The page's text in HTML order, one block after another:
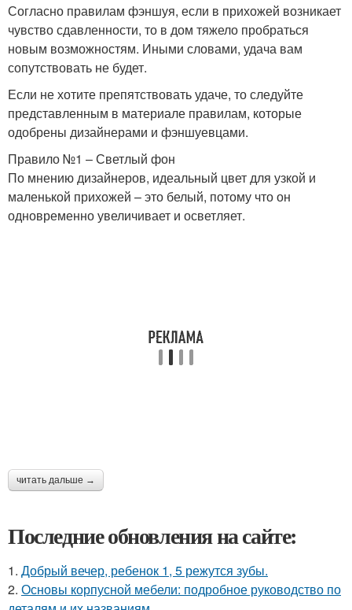
Согласно правилам фэншуя, если в прихожей возникает
чувство сдавленности, то в дом тяжело пробраться
новым возможностям. Иными словами, удача вам
сопутствовать не будет.
Если не хотите препятствовать удаче, то следуйте
представленным в материале правилам, которые
одобрены дизайнерами и фэншуевцами.
Правило №1 – Светлый фон
По мнению дизайнеров, идеальный цвет для узкой и
маленькой прихожей – это белый, потому что он
одновременно увеличивает и осветляет.
читать дальше →
Последние обновления на сайте:
1. Добрый вечер, ребенок 1, 5 режутся зубы.
2. Основы корпусной мебели: подробное руководство по